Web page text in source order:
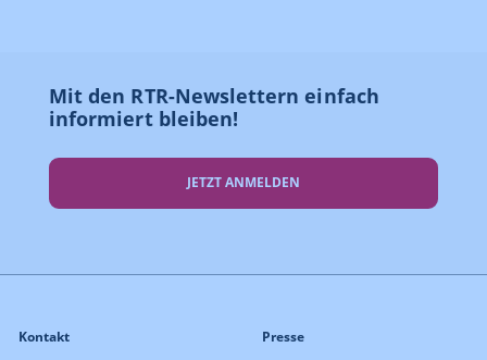
Mit den RTR-Newslettern einfach
informiert bleiben!
JETZT ANMELDEN
Kontakt
Presse